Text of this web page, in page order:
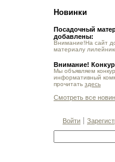
Новинки
Посадочный
добавлены:
Внимание!На сайт
материалу
Внимание!
Мы объявляем
информативный
прочитать здесь
Смотреть все
Войти